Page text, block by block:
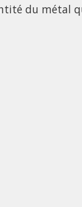
du métal